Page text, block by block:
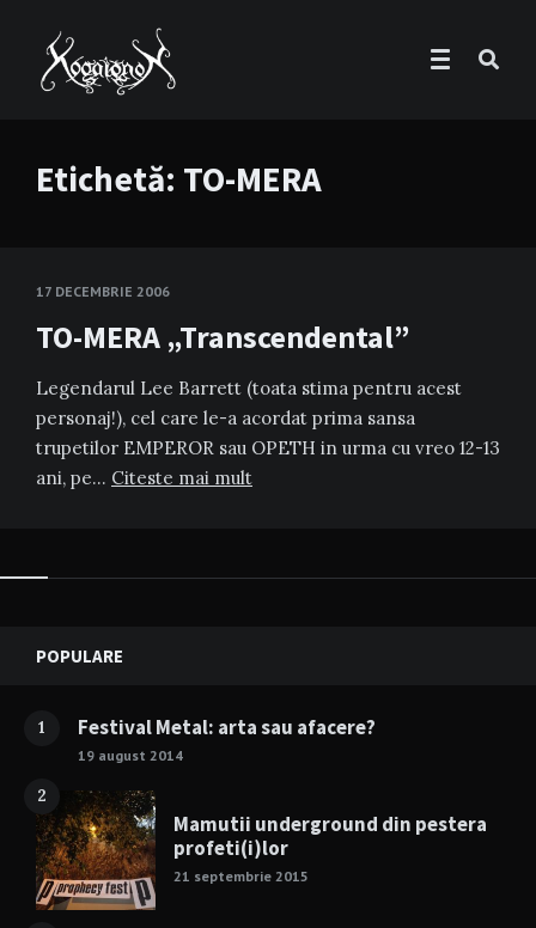
Etichetă: TO-MERA
17 DECEMBRIE 2006
TO-MERA „Transcendental”
Legendarul Lee Barrett (toata stima pentru acest
personaj!), cel care le-a acordat prima sansa
trupetilor EMPEROR sau OPETH in urma cu vreo 12-13
ani, pe… Citeste mai mult
Widgets
POPULARE
1 Festival Metal: arta sau afacere?
19 august 2014
2
Mamutii underground din pestera
profeti(i)lor
21 septembrie 2015